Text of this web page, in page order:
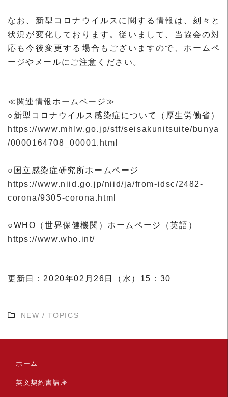
なお、新型コロナウイルスに関する情報は、刻々と
状況が変化しております。従いまして、当協会の対
応も今後変更する場合もございますので、ホームペ
ージやメールにご注意ください。
≪関連情報ホームページ≫
○新型コロナウイルス感染症について（厚生労働省）
https://www.mhlw.go.jp/stf/seisakunitsuite/bunya
/0000164708_00001.html
○国立感染症研究所ホームページ
https://www.niid.go.jp/niid/ja/from-idsc/2482-
corona/9305-corona.html
○WHO（世界保健機関）ホームページ（英語）
https://www.who.int/
更新日：2020年02月26日（水）15：30
NEW / TOPICS
ホーム
英文契約書講座